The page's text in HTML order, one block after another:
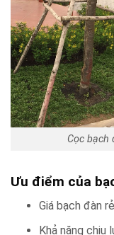
Cọc bạch
Ưu điểm của
Giá bạch đàn
Khả năng chịu